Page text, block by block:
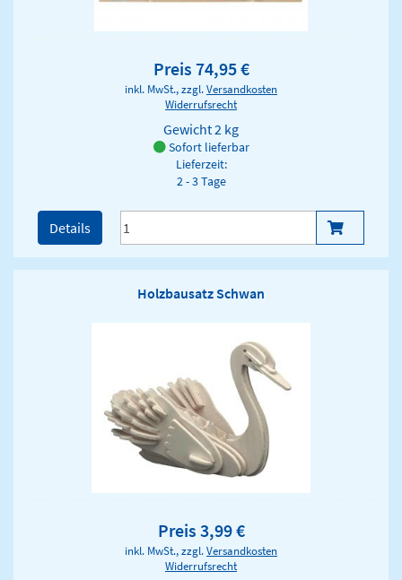
Preis 74,95 €
inkl. MwSt., zzgl.Versandkosten
Widerrufsrecht
Gewicht2 kg
Sofort lieferbar
Lieferzeit:
2 - 3 Tage
Details
Holzbausatz Schwan
Preis 3,99 €
inkl. MwSt., zzgl.Versandkosten
Widerrufsrecht